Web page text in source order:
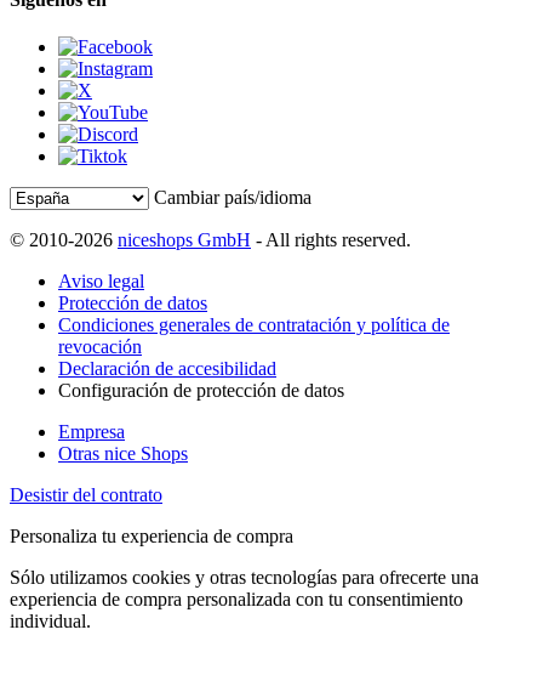
Cambiar país/idioma
© 2010-2026 niceshops GmbH - All rights reserved.
Aviso legal
Protección de datos
Condiciones generales de contratación y política de
revocación
Declaración de accesibilidad
Configuración de protección de datos
Empresa
Otras nice Shops
Desistir del contrato
Personaliza tu experiencia de compra
Sólo utilizamos cookies y otras tecnologías para ofrecerte una
experiencia de compra personalizada con tu consentimiento
individual.